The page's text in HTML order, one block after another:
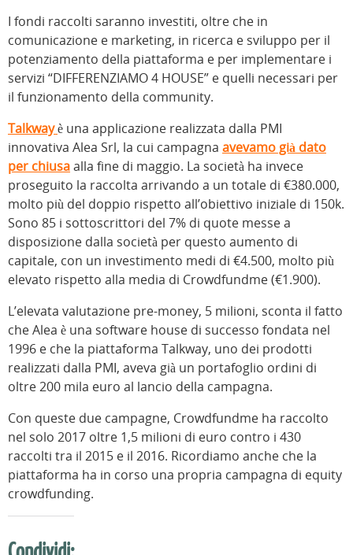
I fondi raccolti saranno investiti, oltre che in
comunicazione e marketing, in ricerca e sviluppo per il
potenziamento della piattaforma e per implementare i
servizi “DIFFERENZIAMO 4 HOUSE” e quelli necessari per
il funzionamento della community.
Talkwayè una applicazione realizzata dalla PMI
innovativa Alea Srl, la cui campagna avevamo già dato
per chiusaalla fine di maggio. La società ha invece
proseguito la raccolta arrivando a un totale di €380.000,
molto più del doppio rispetto all’obiettivo iniziale di 150k.
Sono 85 i sottoscrittori del 7% di quote messe a
disposizione dalla società per questo aumento di
capitale, con un investimento medi di €4.500, molto più
elevato rispetto alla media di Crowdfundme (€1.900).
L’elevata valutazione pre-money, 5 milioni, sconta il fatto
che Alea è una software house di successo fondata nel
1996 e che la piattaforma Talkway, uno dei prodotti
realizzati dalla PMI, aveva già un portafoglio ordini di
oltre 200 mila euro al lancio della campagna.
Con queste due campagne, Crowdfundme ha raccolto
nel solo 2017 oltre 1,5 milioni di euro contro i 430
raccolti tra il 2015 e il 2016. Ricordiamo anche che la
piattaforma ha in corso una propria campagna di equity
crowdfunding.